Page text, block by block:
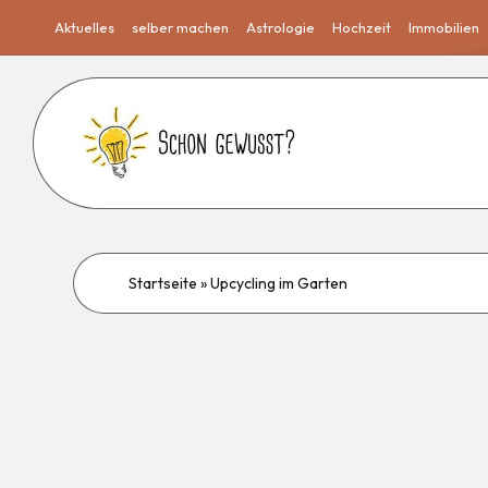
Aktuelles selber machen Astrologie Hochzeit Immobilien
Startseite »Upcycling im Garten